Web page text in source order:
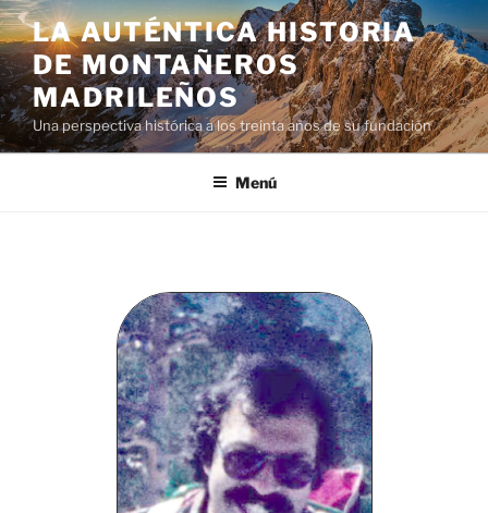
LA AUTÉNTICA HISTORIA
DE MONTAÑEROS
MADRILEÑOS
Una perspectiva histórica a los treinta años de su fundación
Menú